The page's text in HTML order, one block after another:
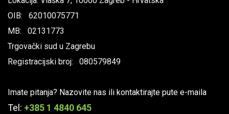
OIB: 62010075771
MB: 02131773
Trgovački sud u Zagrebu
Registracijski broj: 080579849
Imate pitanja? Nazovite nas ili kontaktirajte pute e-maila
Tel: +385 1 4840 645